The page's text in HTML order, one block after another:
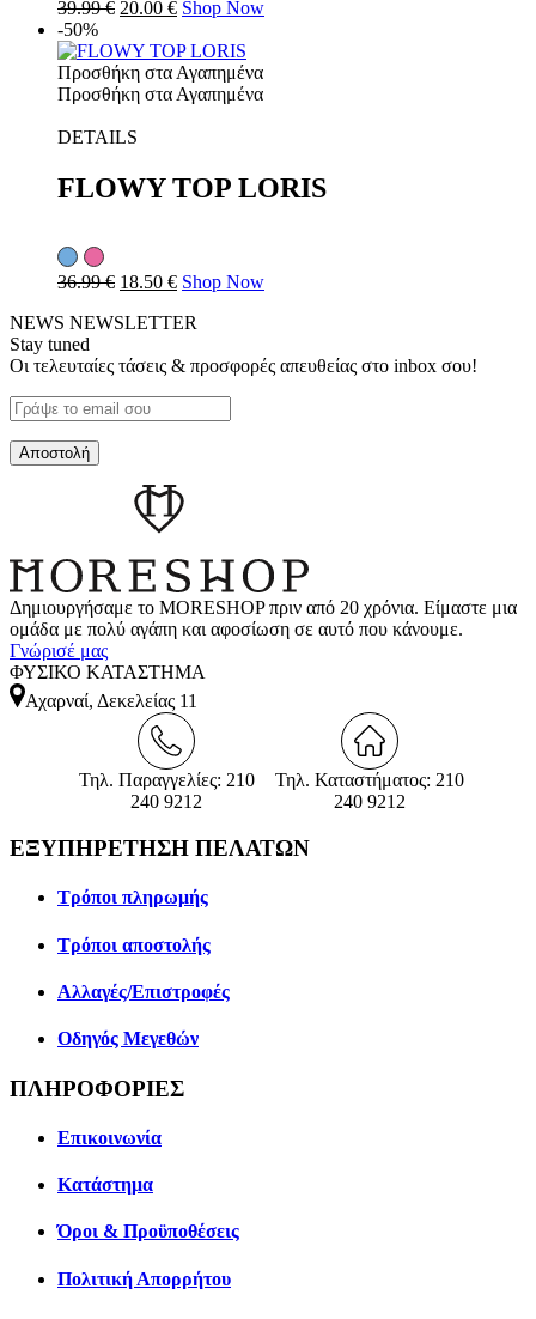
39.99€ 20.00 € Shop Now
-50%
Προσθήκη στα Αγαπημένα
Προσθήκη στα Αγαπημένα
DETAILS
FLOWY TOP LORIS
36.99€ 18.50 € Shop Now
NEWS NEWSLETTER
Stay tuned
Οι τελευταίες τάσεις & προσφορές απευθείας στο inbox σου!
Δημιουργήσαμε το MORESHOP πριν από 20 χρόνια. Είμαστε μια
ομάδα με πολύ αγάπη και αφοσίωση σε αυτό που κάνουμε.
Γνώρισέ μας
ΦΥΣΙΚΟ ΚΑΤΑΣΤΗΜΑ
Αχαρναί, Δεκελείας 11
Τηλ. Παραγγελίες: 210
240 9212
Τηλ. Καταστήματος: 210
240 9212
ΕΞΥΠΗΡΕΤΗΣΗ ΠΕΛΑΤΩΝ
Τρόποι πληρωμής
Τρόποι αποστολής
Αλλαγές/Επιστροφές
Οδηγός Μεγεθών
ΠΛΗΡΟΦΟΡΙΕΣ
Επικοινωνία
Κατάστημα
Όροι & Προϋποθέσεις
Πολιτική Απορρήτου